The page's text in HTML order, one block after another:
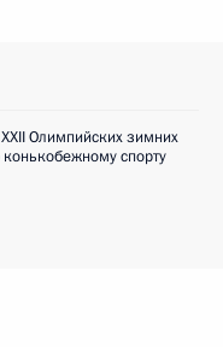
Олимпийских зимних
спорту